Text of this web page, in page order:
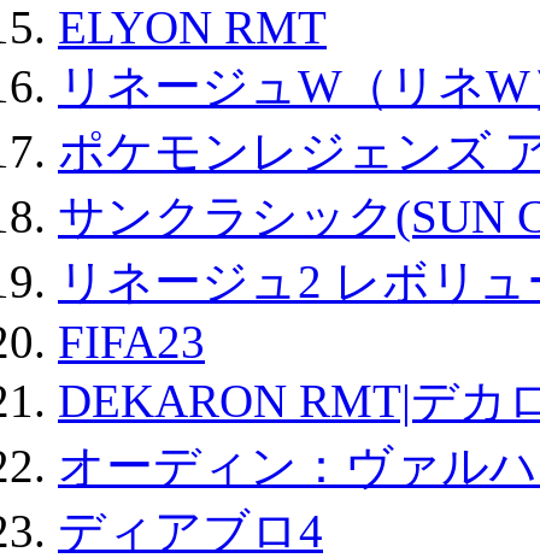
ELYON RMT
リネージュW（リネ
ポケモンレジェンズ
サンクラシック(SUN
リネージュ2 レボリ
FIFA23
DEKARON RMT|デカ
オーディン：ヴァル
ディアブロ4